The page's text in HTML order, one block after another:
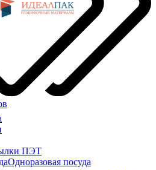
ПЭТ
Одноразовая посуда